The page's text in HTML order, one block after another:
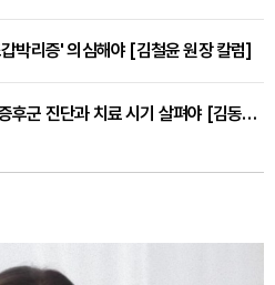
박리증' 의심해야 [김철윤 원장 칼럼]
손 저림 반복된다면 손목터널증후군 진단과 치료 시기 살펴야 [김동현 원장 칼럼]